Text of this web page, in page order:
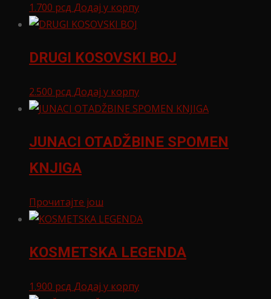
1.700 рсд Додај у корпу
DRUGI KOSOVSKI BOJ
2.500 рсд Додај у корпу
JUNACI OTADŽBINE SPOMEN
KNJIGA
Прочитајте још
KOSMETSKA LEGENDA
1.900 рсд Додај у корпу